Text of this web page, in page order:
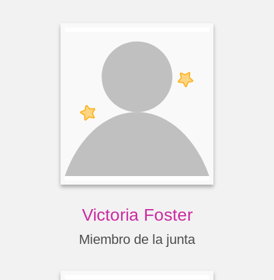
Victoria Foster
Miembro de la junta